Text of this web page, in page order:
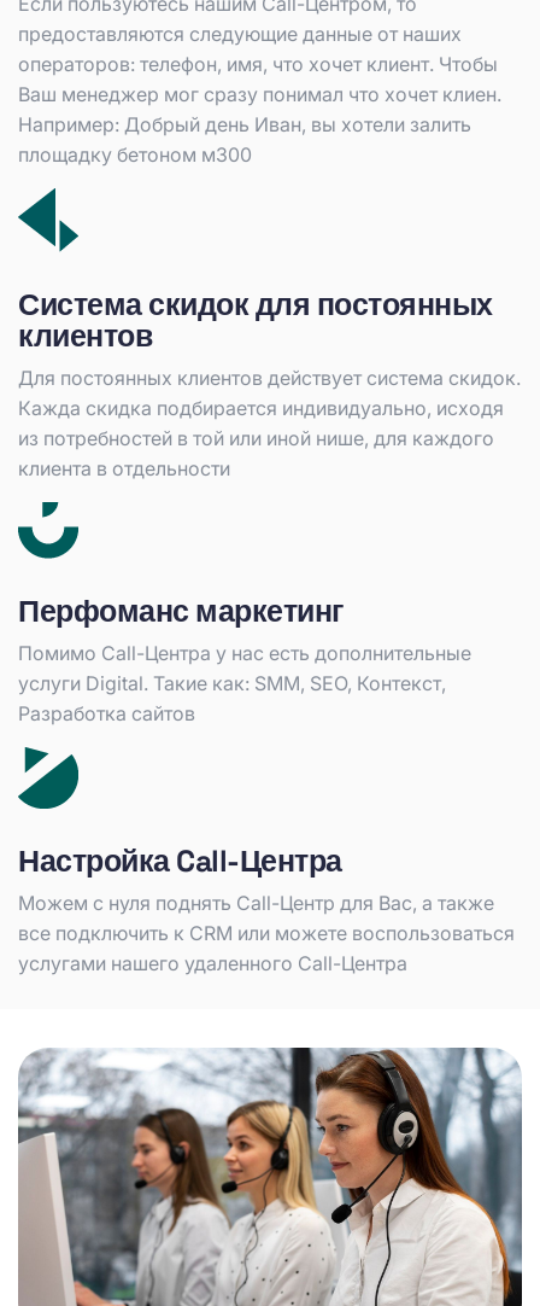
предоставляются следующие данные от наших
операторов: телефон, имя, что хочет клиент. Чтобы
Ваш менеджер мог сразу понимал что хочет клиен.
Например: Добрый день Иван, вы хотели залить
площадку бетоном м300
Система скидок для постоянных
клиентов
Для постоянных клиентов действует система скидок.
Кажда скидка подбирается индивидуально, исходя
из потребностей в той или иной нише, для каждого
клиента в отдельности
Перфоманс маркетинг
Помимо Call-Центра у нас есть дополнительные
услуги Digital. Такие как: SMM, SEO, Контекст,
Разработка сайтов
Настройка Call-Центра
Можем с нуля поднять Call-Центр для Вас, а также
все подключить к CRM или можете воспользоваться
услугами нашего удаленного Call-Центра